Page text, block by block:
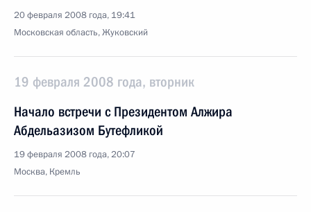
20 февраля 2008 года, 19:41
Московская область, Жуковский
19 февраля 2008 года, вторник
Начало встречи с Президентом Алжира
Абдельазизом Бутефликой
19 февраля 2008 года, 20:07
Москва, Кремль